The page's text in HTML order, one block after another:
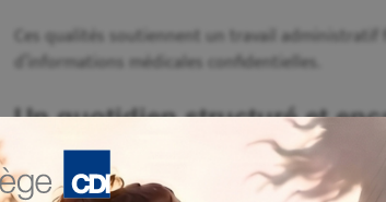
Ces qualités soutiennent un travail
d’informations médicales confidentielles.
Un quotidien structuré et
Le travail administratif en santé implique